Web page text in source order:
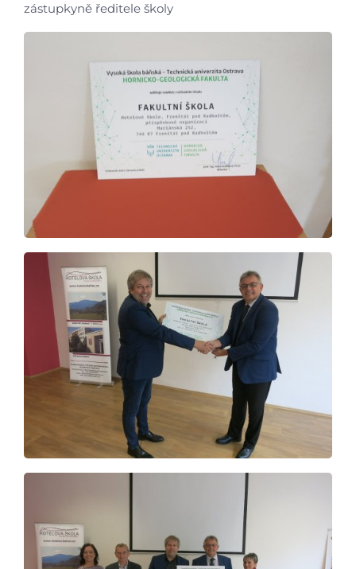
Virtuální prohlídka
Kontakty
zástupkyně ředitele školy